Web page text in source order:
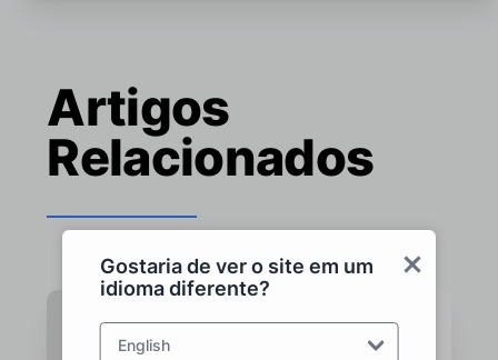
Gostaria de ver o site em um
idioma diferente?
English
Artigos
Relacionados